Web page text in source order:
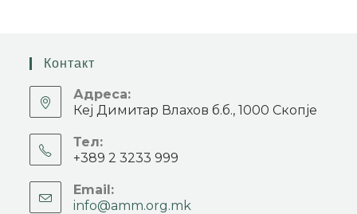
Контакт
Адреса:
Кеј Димитар Влахов б.б., 1000 Скопје
Тел:
+389 2 3233 999
Email:
info@amm.org.mk